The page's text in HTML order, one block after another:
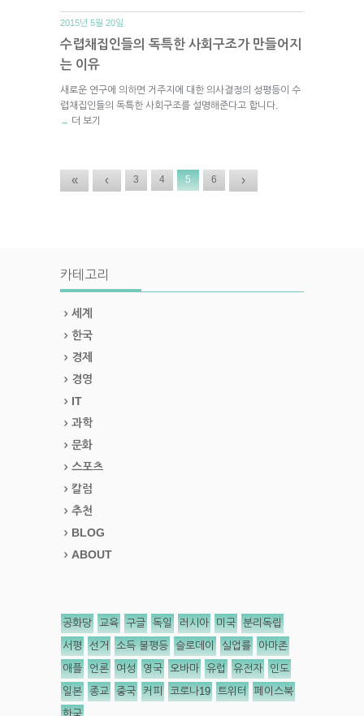
2015년 5월 20일.
수렵채집인들의 독특한 사회구조가 만들어지
는 이유
새로운 연구에 의하면 거주지에 대한 의사결정의 성평등이 수
렵채집인들의 독특한 사회구조를 설명해준다고 합니다.
→ 더 보기
« ‹ 3 4 5 6 ›
카테고리
세계
한국
경제
경영
IT
과학
문화
스포츠
칼럼
추천
BLOG
ABOUT
공화당 교육 구글 독일 러시아 미국 분리독립
서평 선거 소득 불평등 슬로데이 실업률 아마존
애플 언론 여성 영국 오바마 유럽 유전자 인도
일본 종교 중국 커피 코로나19 트위터 페이스북